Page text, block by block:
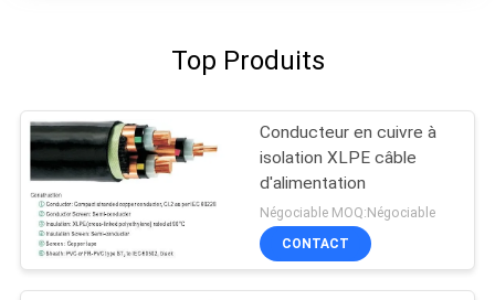
Top Produits
Conducteur en cuivre à
isolation XLPE câble
d'alimentation
Négociable MOQ:Négociable
CONTACT